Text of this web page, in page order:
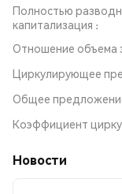
Полностью
капитализация
Отношение объема
Циркулирующее
Общее
Коэффициент
Новости